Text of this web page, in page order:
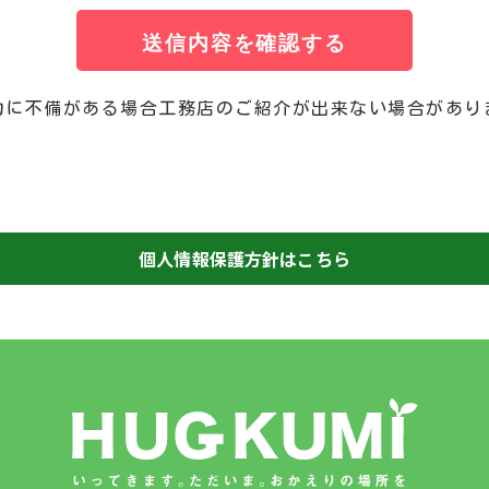
送信内容を確認する
不備がある場合工務店のご紹介が出来ない場合があり
個人情報保護方針はこちら